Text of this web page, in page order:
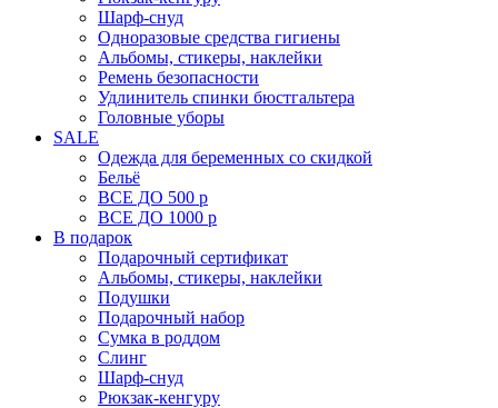
Шарф-снуд
Одноразовые средства гигиены
Альбомы, стикеры, наклейки
Ремень безопасности
Удлинитель спинки бюстгальтера
Головные уборы
SALE
Одежда для беременных со скидкой
Бельё
ВСЕ ДО 500 р
ВСЕ ДО 1000 р
В подарок
Подарочный сертификат
Альбомы, стикеры, наклейки
Подушки
Подарочный набор
Сумка в роддом
Слинг
Шарф-снуд
Рюкзак-кенгуру